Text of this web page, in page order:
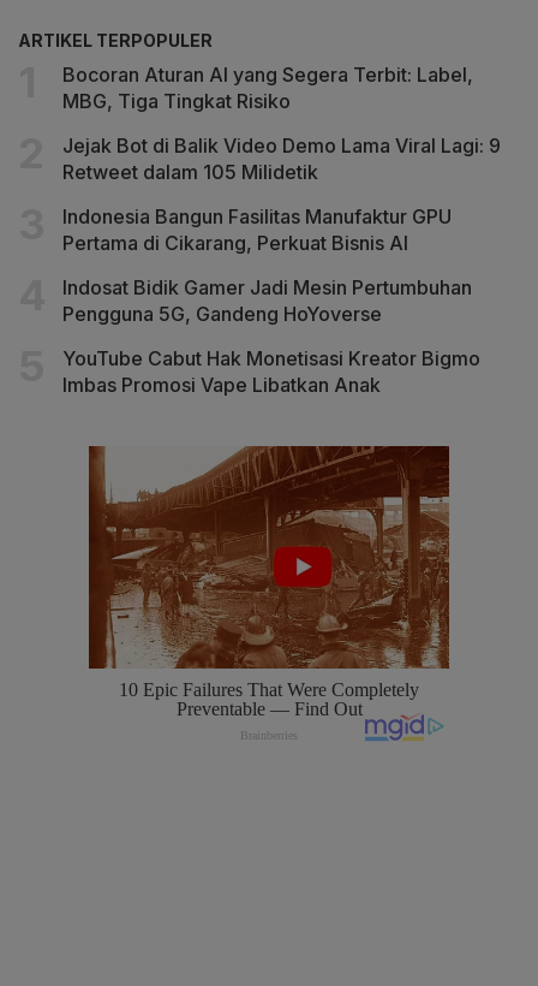
ARTIKEL TERPOPULER
Bocoran Aturan AI yang Segera Terbit: Label,
MBG, Tiga Tingkat Risiko
Jejak Bot di Balik Video Demo Lama Viral Lagi: 9
Retweet dalam 105 Milidetik
Indonesia Bangun Fasilitas Manufaktur GPU
Pertama di Cikarang, Perkuat Bisnis AI
Indosat Bidik Gamer Jadi Mesin Pertumbuhan
Pengguna 5G, Gandeng HoYoverse
YouTube Cabut Hak Monetisasi Kreator Bigmo
Imbas Promosi Vape Libatkan Anak